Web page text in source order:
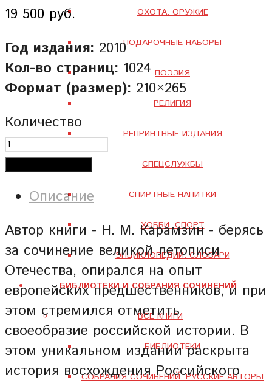
ОХОТА. ОРУЖИЕ
ПОДАРОЧНЫЕ НАБОРЫ
ПОЭЗИЯ
РЕЛИГИЯ
РЕПРИНТНЫЕ ИЗДАНИЯ
СПЕЦСЛУЖБЫ
СПИРТНЫЕ НАПИТКИ
ХОББИ. СПОРТ
ЭНЦИКЛОПЕДИИ. СЛОВАРИ
БИБЛИОТЕКИ И СОБРАНИЯ СОЧИНЕНИЙ
ВСЕ КНИГИ
БИБЛИОТЕКИ
СОБРАНИЯ СОЧИНЕНИЙ. РУССКИЕ АВТОРЫ
19 500 руб.
Год издания: 2010
Кол-во страниц: 1024
Формат (размер): 210×265
Количество
Описание
Автор книги - Н. М. Карамзин - берясь
за сочинение великой летописи
Отечества, опирался на опыт
европейских предшественников, и при
этом стремился отметить
своеобразие российской истории. В
этом уникальном издании раскрыта
история восхождения Российского